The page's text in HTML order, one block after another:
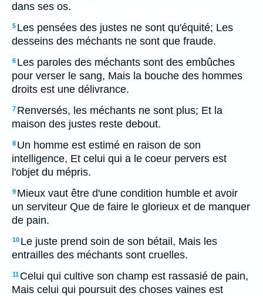
dans ses os.
5 Les pensées des justes ne sont qu'équité; Les
desseins des méchants ne sont que fraude.
6 Les paroles des méchants sont des embûches
pour verser le sang, Mais la bouche des hommes
droits est une délivrance.
7 Renversés, les méchants ne sont plus; Et la
maison des justes reste debout.
8 Un homme est estimé en raison de son
intelligence, Et celui qui a le coeur pervers est
l'objet du mépris.
9 Mieux vaut être d'une condition humble et avoir
un serviteur Que de faire le glorieux et de manquer
de pain.
10 Le juste prend soin de son bétail, Mais les
entrailles des méchants sont cruelles.
11 Celui qui cultive son champ est rassasié de pain,
Mais celui qui poursuit des choses vaines est